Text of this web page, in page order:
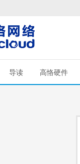
导读 高恪硬件